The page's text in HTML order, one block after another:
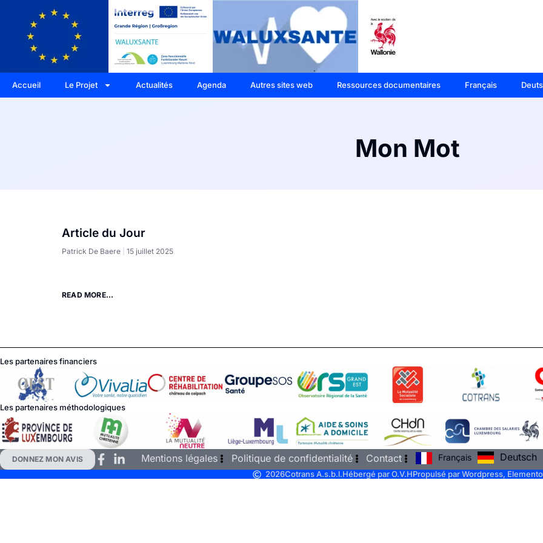
Accueil Le Projet Actualités Agenda Autres sites web Ressources documentaires Français
Mon Mot
Article du Jour
Patrick De Baere 15 juillet 2025
READ MORE...
Les partenaires financiers
Les partenaires méthodologiques
DONNEZ MON AVIS Mentions légales Politique de confidentialité Contact Français Deutsch
2026Cotrans A.s.b.l.Hébergé par O.V.HPropulsé par Wordpress,